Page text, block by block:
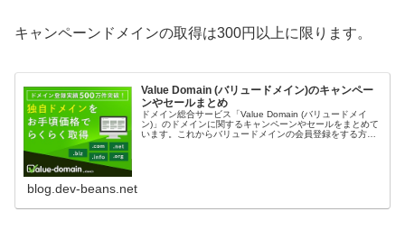
キャンペーンドメインの取得は300円以上に限ります。
Value Domain (バリュードメイン)のキャンペー
ンやセールまとめ
ドメイン総合サービス「Value Domain (バリュードメイ
ン)」のドメインに関するキャンペーンやセールをまとめて
います。これからバリュードメインの会員登録をする方や
blog.dev-beans.net